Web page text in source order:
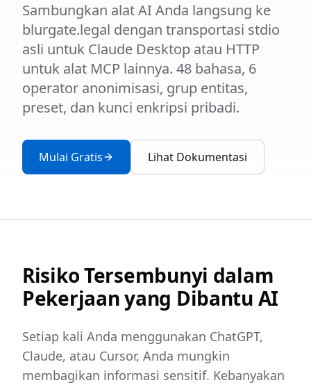
Sambungkan alat AI Anda langsung ke
blurgate.legal dengan transportasi stdio
asli untuk Claude Desktop atau HTTP
untuk alat MCP lainnya. 48 bahasa, 6
operator anonimisasi, grup entitas,
preset, dan kunci enkripsi pribadi.
Mulai Gratis Lihat Dokumentasi
Risiko Tersembunyi dalam
Pekerjaan yang Dibantu AI
Setiap kali Anda menggunakan ChatGPT,
Claude, atau Cursor, Anda mungkin
membagikan informasi sensitif. Kebanyakan